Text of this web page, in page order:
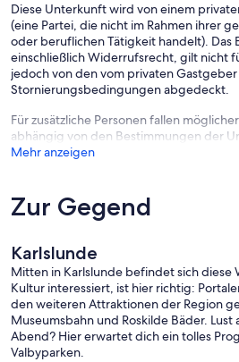
Diese Unterkunft wird von einem
(eine Partei, die nicht im Rahmen ihrer
oder beruflichen Tätigkeit handelt). Das
einschließlich Widerrufsrecht, gilt nicht
jedoch von den vom privaten
Stornierungsbedingungen abgedeckt.
Für zusätzliche Personen fallen
abhängig von den Bestimmungen der
Mehr anzeigen
Zur Gegend
Karlslunde
Mitten in Karlslunde befindet sich diese
Kultur interessiert, ist hier richtig:
den weiteren Attraktionen der Region
Museumsbahn und Roskilde Bäder.
Abend? Hier erwartet dich ein tolles
Valbyparken.